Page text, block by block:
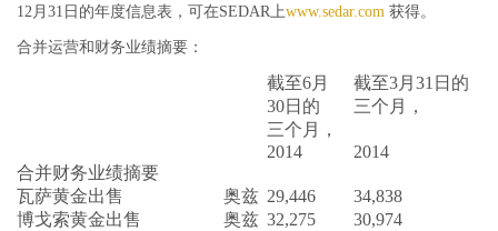
12月31日的年度信息表，可在SEDAR上www.sedar.com 获得。
合并运营和财务业绩摘要：
截至6月
30日的
三个月，
截至3月31日的
三个月，
2014
2014
合并财务业绩摘要
瓦萨黄金出售
奥兹 29,446
34,838
博戈索黄金出售
奥兹 32,275
30,974